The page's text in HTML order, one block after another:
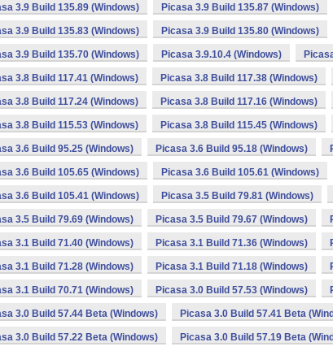
3.9 Build 135.89 (Windows) Picasa 3.9 Build 135.87 (Windows)
3.9 Build 135.83 (Windows) Picasa 3.9 Build 135.80 (Windows)
3.9 Build 135.70 (Windows) Picasa 3.9.10.4 (Windows)
3.8 Build 117.41 (Windows) Picasa 3.8 Build 117.38 (Windows)
3.8 Build 117.24 (Windows) Picasa 3.8 Build 117.16 (Windows)
3.8 Build 115.53 (Windows) Picasa 3.8 Build 115.45 (Windows)
3.6 Build 95.25 (Windows) Picasa 3.6 Build 95.18 (Windows)
3.6 Build 105.65 (Windows) Picasa 3.6 Build 105.61 (Windows)
3.6 Build 105.41 (Windows) Picasa 3.5 Build 79.81 (Windows)
3.5 Build 79.69 (Windows) Picasa 3.5 Build 79.67 (Windows)
3.1 Build 71.40 (Windows) Picasa 3.1 Build 71.36 (Windows)
3.1 Build 71.28 (Windows) Picasa 3.1 Build 71.18 (Windows)
3.1 Build 70.71 (Windows) Picasa 3.0 Build 57.53 (Windows)
3.0 Build 57.44 Beta (Windows) Picasa 3.0 Build 57.41 Beta
3.0 Build 57.22 Beta (Windows) Picasa 3.0 Build 57.19 Beta